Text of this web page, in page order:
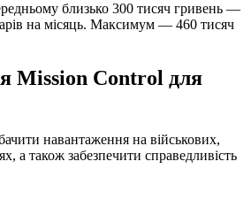
близько 300 тисяч гривень —
на місяць. Максимум — 460 тисяч
Mission Control для
навантаження на військових,
а також забезпечити справедливість